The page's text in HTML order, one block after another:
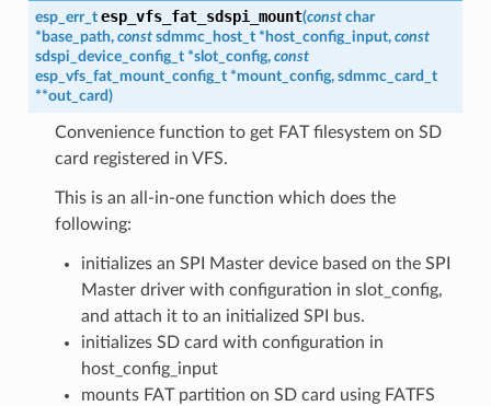
esp_err_t esp_vfs_fat_sdspi_mount(const char
* base_path, const sdmmc_host_t * host_config_input, const
sdspi_device_config_t *slot_config, const
esp_vfs_fat_mount_config_t *mount_config, sdmmc_card_t
**out_card)
Convenience function to get FAT filesystem on SD
card registered in VFS.
This is an all-in-one function which does the
following:
initializes an SPI Master device based on the SPI
Master driver with configuration in slot_config,
and attach it to an initialized SPI bus.
initializes SD card with configuration in
host_config_input
mounts FAT partition on SD card using FATFS